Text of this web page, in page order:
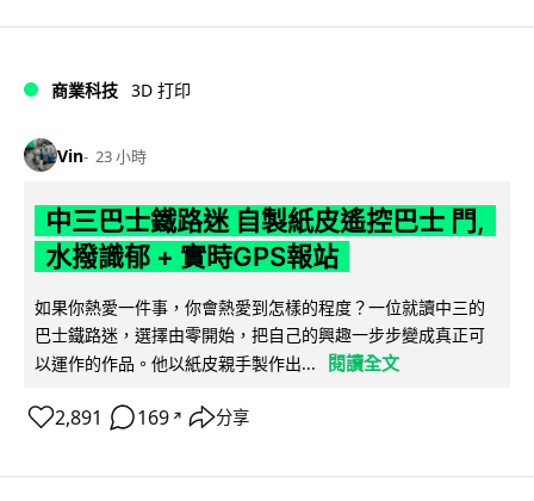
商業科技 3D 打印
Vin 23 小時
中三巴士鐵路迷 自製紙皮遙控巴士 門,
水撥識郁 + 實時GPS報站
如果你熱愛一件事，你會熱愛到怎樣的程度？一位就讀中三的
巴士鐵路迷，選擇由零開始，把自己的興趣一步步變成真正可
以運作的作品。他以紙皮親手製作出...
閱讀全文
2,891 169 ↗ 分享